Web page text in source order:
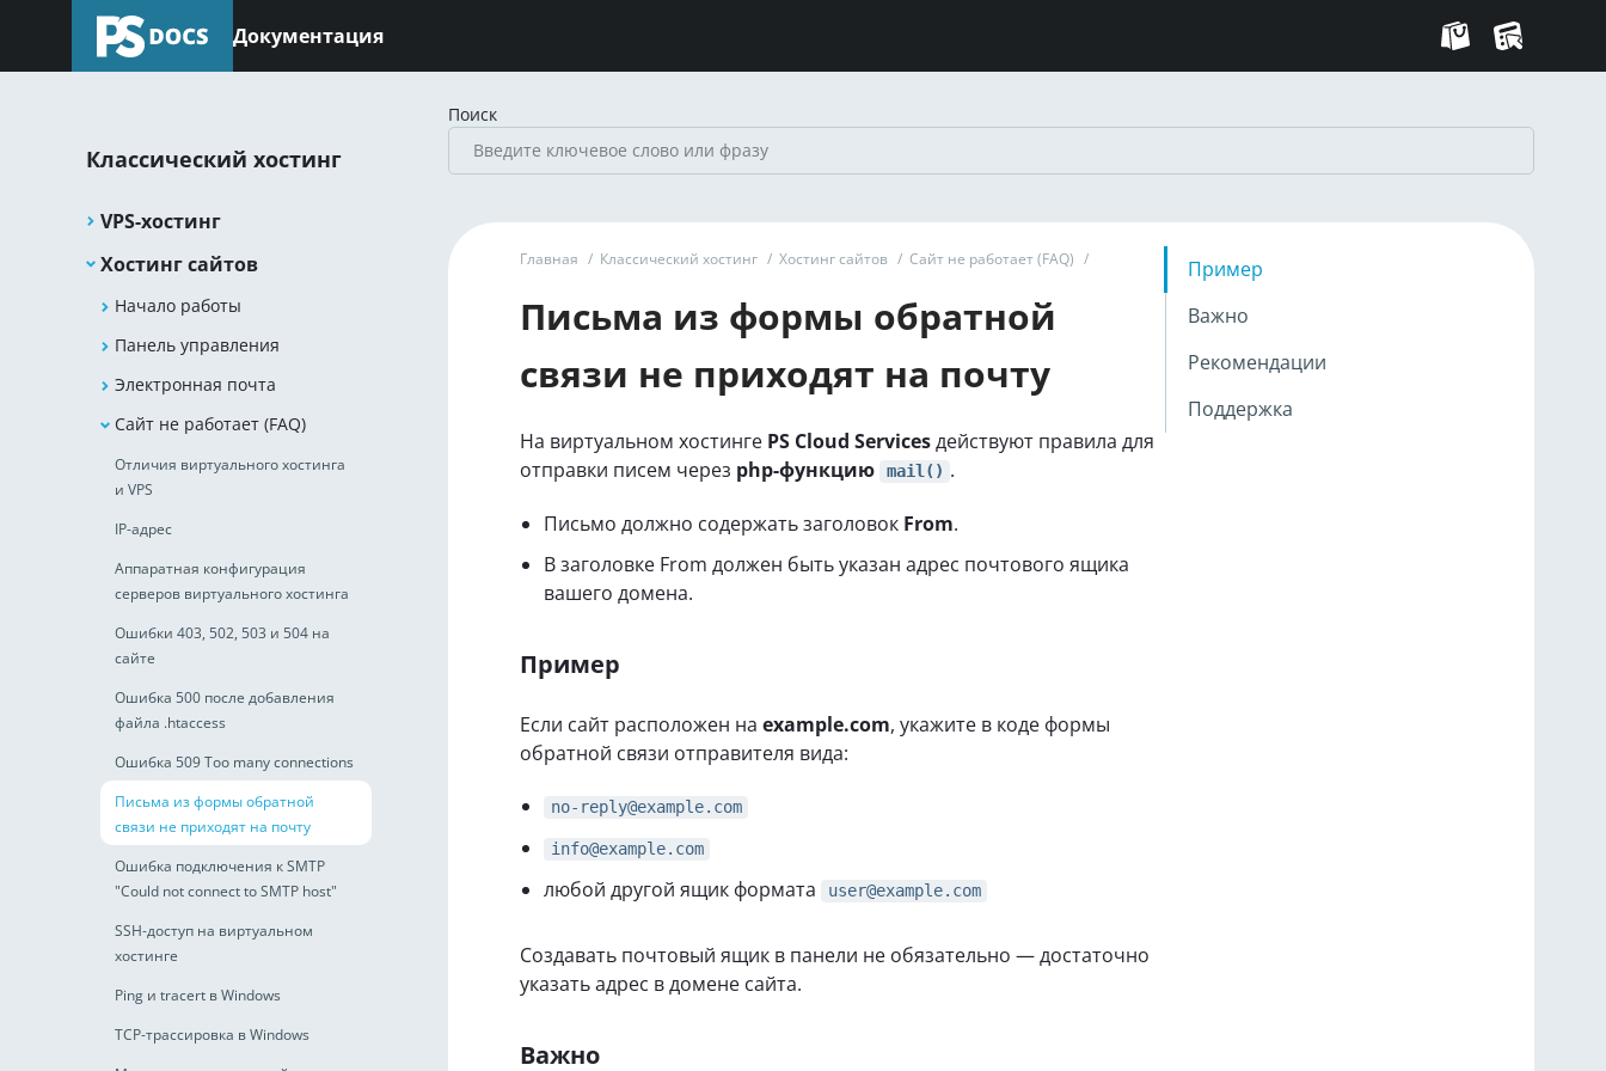
Документация
Классический хостинг
VPS-хостинг
Хостинг сайтов
Начало работы
Панель управления
Электронная почта
Сайт не работает (FAQ)
Отличия виртуального хостинга
и VPS
IP-адрес
Аппаратная конфигурация
серверов виртуального хостинга
Ошибки 403, 502, 503 и 504 на
сайте
Ошибка 500 после добавления
файла .htaccess
Ошибка 509 Too many connections
Письма из формы обратной
связи не приходят на почту
Ошибка подключения к SMTP
"Could not connect to SMTP host"
SSH-доступ на виртуальном
хостинге
Ping и tracert в Windows
TCP-трассировка в Windows
Поиск
Главная / Классический хостинг / Хостинг сайтов / Сайт не работает (FAQ) /
Письма из формы обратной
связи не приходят на почту
На виртуальном хостинге PS Cloud Servicesдействуют правила для
отправки писем через php-функцию mail() .
Письмо должно содержать заголовок From.
В заголовке From должен быть указан адрес почтового ящика
вашего домена.
Пример
Если сайт расположен на example.com, укажите в коде формы
обратной связи отправителя вида:
no-reply@example.com
info@example.com
любой другой ящик формата user@example.com
Создавать почтовый ящик в панели не обязательно — достаточно
указать адрес в домене сайта.
Важно
Пример
Важно
Рекомендации
Поддержка